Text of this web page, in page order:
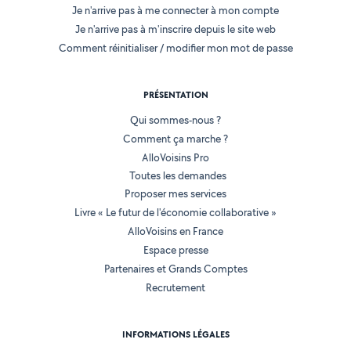
Je n'arrive pas à me connecter à mon compte
Je n'arrive pas à m'inscrire depuis le site web
Comment réinitialiser / modifier mon mot de passe
PRÉSENTATION
Qui sommes-nous ?
Comment ça marche ?
AlloVoisins Pro
Toutes les demandes
Proposer mes services
Livre « Le futur de l'économie collaborative »
AlloVoisins en France
Espace presse
Partenaires et Grands Comptes
Recrutement
INFORMATIONS LÉGALES